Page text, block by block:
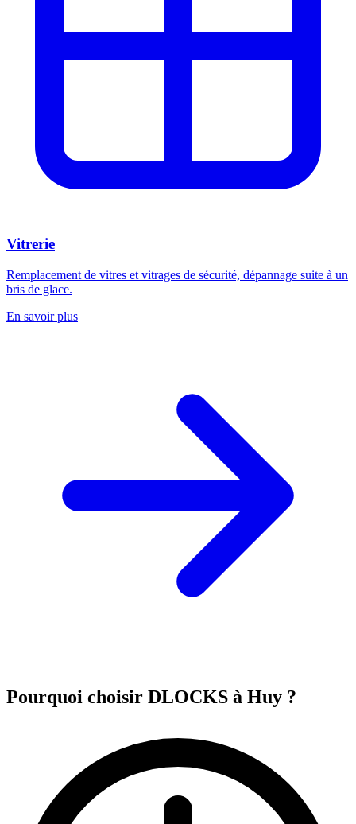
Vitrerie
Remplacement de vitres et vitrages de sécurité, dépannage suite à un
bris de glace.
En savoir plus
Pourquoi choisir DLOCKS à Huy ?